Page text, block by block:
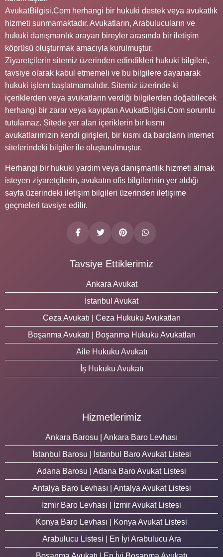
AvukatBilgisi.Com herhangi bir hukuki destek veya avukatlık
hizmeti sunmamaktadır. Avukatların, Arabulucuların ve
hukuki danışmanlık arayan bireyler arasında bir iletişim
köprüsü oluşturmak amacıyla kurulmuştur.
Ziyaretçilerin sitemiz üzerinden edindikleri hukuki bilgileri,
tavsiye olarak kabul etmemeli ve bu bilgilere dayanarak
hukuki işlem başlatmamalıdır. Sitemiz üzerinde ki
içeriklerden veya avukatların verdiği bilgilerden doğabilecek
herhangi bir zarar veya kayıptan AvukatBilgisi.Com sorumlu
tutulamaz. Sitede yer alan içeriklerin bir kısmı
avukatlarımızın kendi girişleri, bir kısmı da baroların internet
sitelerindeki bilgiler ile oluşturulmuştur.
Herhangi bir hukuki yardım veya danışmanlık hizmeti almak
isteyen ziyaretçilerin, avukatın ofis bilgilerinin yer aldığı
sayfa üzerindeki iletişim bilgileri üzerinden iletişime
geçmeleri tavsiye edilir.
Tavsiye Ettiklerimiz
Ankara Avukat
İstanbul Avukat
Ceza Avukatı | Ceza Hukuku Avukatları
Boşanma Avukatı | Boşanma Hukuku Avukatları
Aile Hukuku Avukatı
İş Hukuku Avukatı
Hizmetlerimiz
Ankara Barosu | Ankara Baro Levhası
İstanbul Barosu | İstanbul Baro Avukat Listesi
Adana Barosu | Adana Baro Avukat Listesi
Antalya Baro Levhası | Antalya Avukat Listesi
İzmir Baro Levhası | İzmir Avukat Listesi
Konya Baro Levhası | Konya Avukat Listesi
Arabulucu Listesi | En İyi Arabulucu Ara